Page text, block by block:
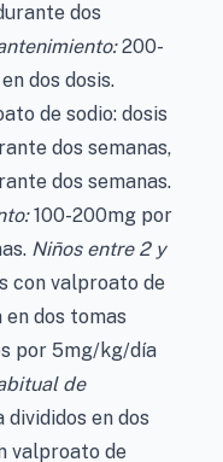
dos
200-
dos dosis.
de sodio: dosis
dos semanas,
dos semanas.
100-200mg por
Niños entre 2 y
con valproato de
dos tomas
por 5mg/kg/día
de
en dos
valproato de